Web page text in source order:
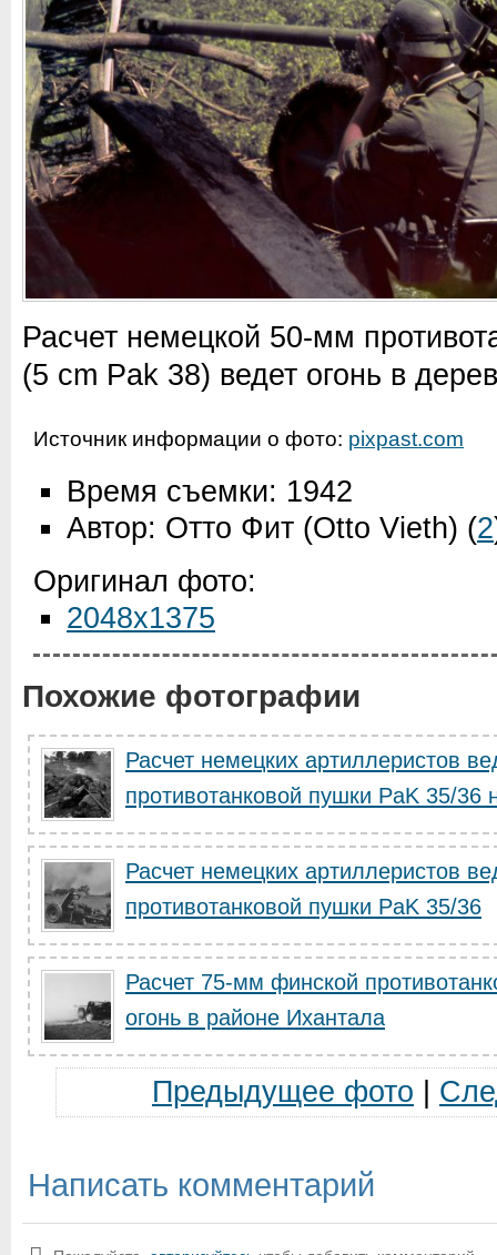
Расчет немецкой 50-мм
(5 cm Pak 38) ведет огонь в
Источник информации о фото: pixpast.com
Время съемки: 1942
Автор: Отто Фит (Otto Vieth) (2
Оригинал фото:
2048x1375
Похожие фотографии
Расчет немецких артиллеристов
противотанковой пушки PaK 35/36
Расчет немецких артиллеристов
противотанковой пушки PaK 35/36
Расчет 75-мм финской
огонь в районе Ихантала
Предыдущее фото
Написать комментарий